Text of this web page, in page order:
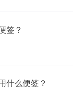
签？
什么便签？